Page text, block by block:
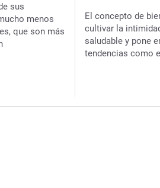
sus
menos
que son más
El concepto de
cultivar la
saludable y pone
tendencias como